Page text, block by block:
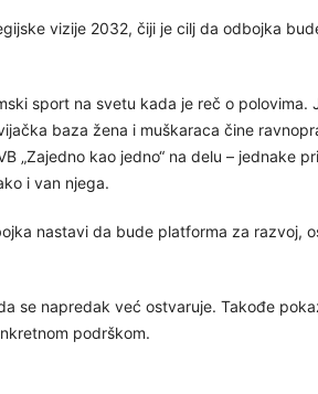
vizije 2032, čiji je cilj da odbojka
sport na svetu kada je reč o polovima.
baza žena i muškaraca čine
„Zajedno kao jedno“ na delu – jednake
i van njega.
nastavi da bude platforma za razvoj,
se napredak već ostvaruje. Takođe
podrškom.